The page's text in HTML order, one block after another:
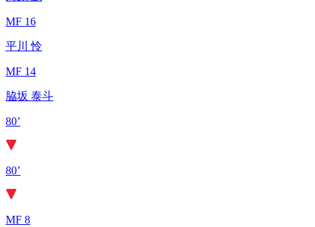
MF 16
平川 怜
MF 14
脇坂 泰斗
80’
80’
MF 8